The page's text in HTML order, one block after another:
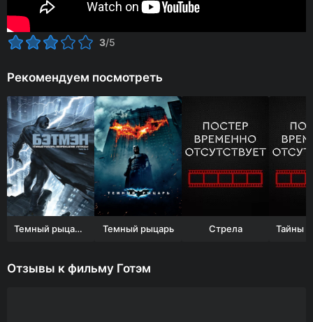
3/5
Рекомендуем посмотреть
Темный рыцарь: Возрождение легенды. Часть 1 Темный рыцарь Стрела
Отзывы к фильму Готэм